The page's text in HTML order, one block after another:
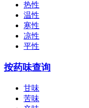
热性
温性
寒性
凉性
平性
按药味查询
甘味
苦味